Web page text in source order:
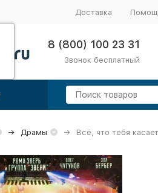
Доставка
8 (800) 100 23 31
Звонок бесплатный
Драмы Всё, что тебя